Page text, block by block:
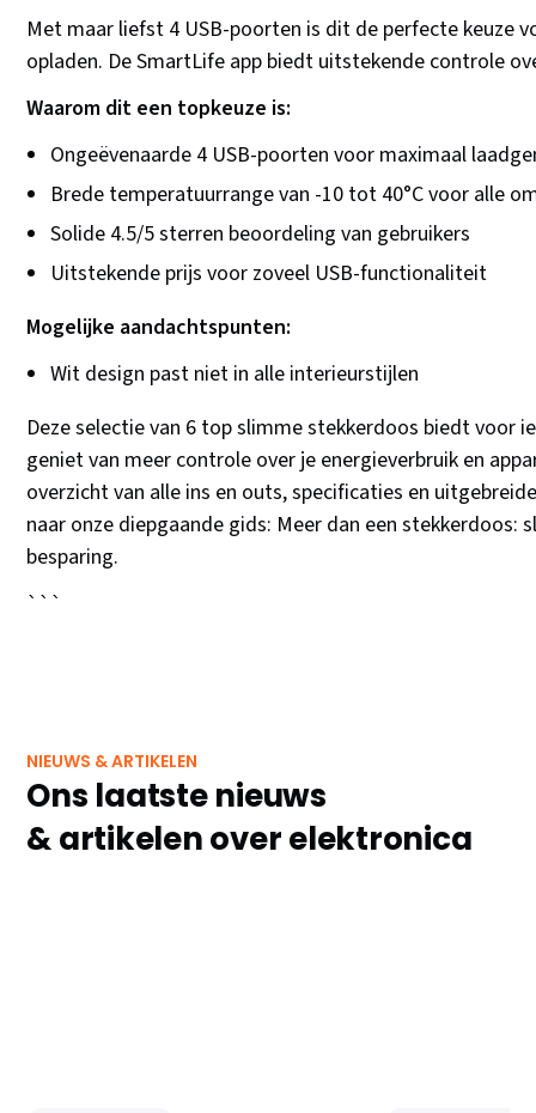
Met maar liefst 4 USB-poorten is dit de perfecte keuze
opladen. De SmartLife app biedt uitstekende controle
Waarom dit een topkeuze is:
Ongeëvenaarde 4 USB-poorten voor maximaal
Brede temperatuurrange van -10 tot 40°C voor alle
Solide 4.5/5 sterren beoordeling van gebruikers
Uitstekende prijs voor zoveel USB-functionaliteit
Mogelijke aandachtspunten:
Wit design past niet in alle interieurstijlen
Deze selectie van 6 top slimme stekkerdoos biedt voor
geniet van meer controle over je energieverbruik en
overzicht van alle ins en outs, specificaties en
naar onze diepgaande gids: Meer dan een stekkerdoos:
besparing.
```
NIEUWS & ARTIKELEN
Ons laatste nieuws
& artikelen over elektronica